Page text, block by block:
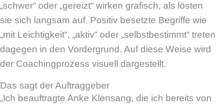
„schwer“ oder „gereizt“ wirken grafisch, als lösten
sie sich langsam auf. Positiv besetzte Begriffe wie
„mit Leichtigkeit“, „aktiv“ oder „selbstbestimmt“ treten
dagegen in den Vordergrund. Auf diese Weise wird
der Coachingprozess visuell dargestellt.
Das sagt der Auftraggeber
„Ich beauftragte Anke Klensang, die ich bereits von